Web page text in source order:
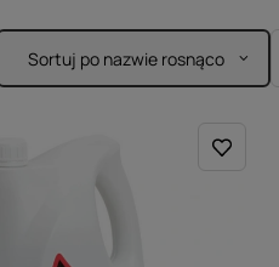
Zmień sortowanie
Sortuj po nazwie rosnąco